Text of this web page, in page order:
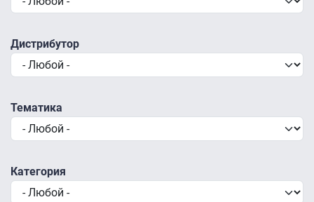
Дистрибутор
Тематика
Категория